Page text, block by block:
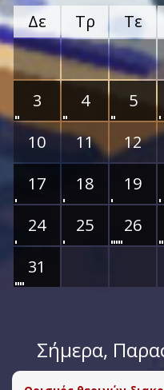
Δε Τρ Τε
3
4 5
10
11 12
17
18 19
24
25 26
31
Σήμερα,